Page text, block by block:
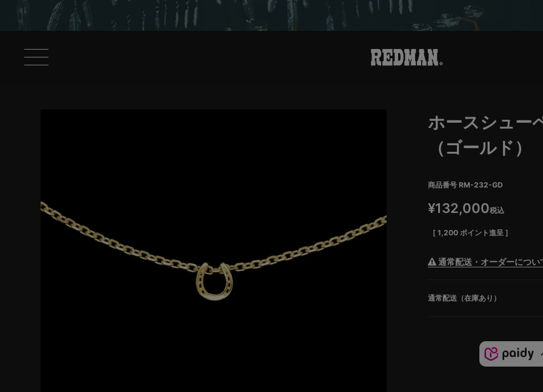
ホースシュー
（ゴールド）
商品番号 RM-232-GD
¥132,000税込
[ 1,200 ポイント進呈 ]
通常配送・オーダーについ
通常配送（在庫あり）